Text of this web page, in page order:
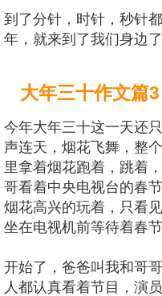
到了分针，时针，秒针
年，就来到了我们身边了
大年三十作文篇3
今年大年三十这一天还
声连天，烟花飞舞，整
里拿着烟花跑着，跳着
哥看着中央电视台的春
烟花高兴的玩着，只看
坐在电视机前等待着春
开始了，爸爸叫我和哥
人都认真看着节目，演